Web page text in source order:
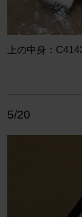
上の中身：
5/20